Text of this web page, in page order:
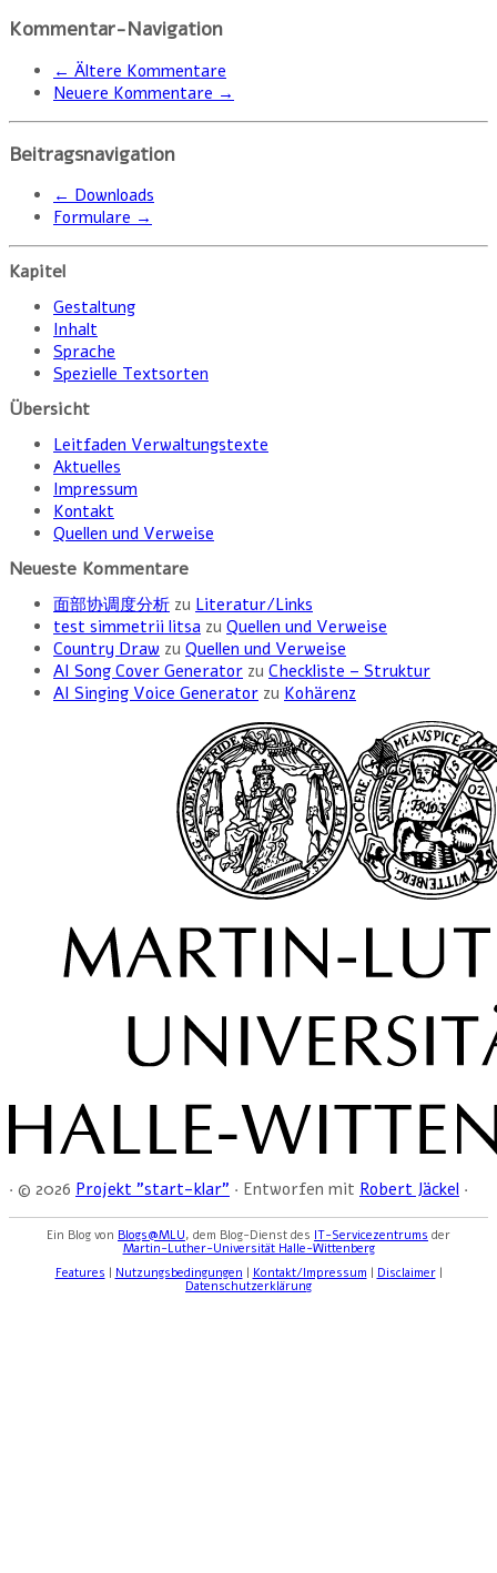
Kommentar-Navigation
← Ältere Kommentare
Neuere Kommentare →
Beitragsnavigation
← Downloads
Formulare →
Kapitel
Gestaltung
Inhalt
Sprache
Spezielle Textsorten
Übersicht
Leitfaden Verwaltungstexte
Aktuelles
Impressum
Kontakt
Quellen und Verweise
Neueste Kommentare
面部协调度分析 zu Literatur/Links
test simmetrii litsa zu Quellen und Verweise
Country Draw zu Quellen und Verweise
AI Song Cover Generator zu Checkliste – Struktur
AI Singing Voice Generator zu Kohärenz
· © 2026 Projekt "start-klar" · Entworfen mit Robert Jäckel ·
Ein Blog von Blogs@MLU, dem Blog-Dienst des IT-Servicezentrums der
Martin-Luther-Universität Halle-Wittenberg
Features | Nutzungsbedingungen | Kontakt/Impressum | Disclaimer|
Datenschutzerklärung